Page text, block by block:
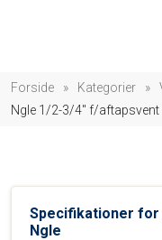
Forside » Kategorier »
Ngle 1/2-3/4'' f/aftapsvent
Specifikationer
Ngle